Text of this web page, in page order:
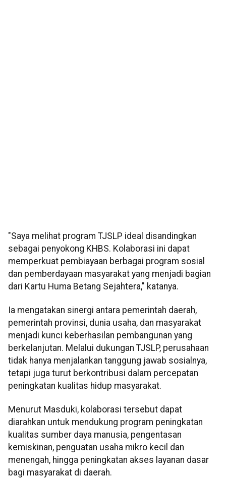
"Saya melihat program TJSLP ideal disandingkan
sebagai penyokong KHBS. Kolaborasi ini dapat
memperkuat pembiayaan berbagai program sosial
dan pemberdayaan masyarakat yang menjadi bagian
dari Kartu Huma Betang Sejahtera," katanya.
Ia mengatakan sinergi antara pemerintah daerah,
pemerintah provinsi, dunia usaha, dan masyarakat
menjadi kunci keberhasilan pembangunan yang
berkelanjutan. Melalui dukungan TJSLP, perusahaan
tidak hanya menjalankan tanggung jawab sosialnya,
tetapi juga turut berkontribusi dalam percepatan
peningkatan kualitas hidup masyarakat.
Menurut Masduki, kolaborasi tersebut dapat
diarahkan untuk mendukung program peningkatan
kualitas sumber daya manusia, pengentasan
kemiskinan, penguatan usaha mikro kecil dan
menengah, hingga peningkatan akses layanan dasar
bagi masyarakat di daerah.